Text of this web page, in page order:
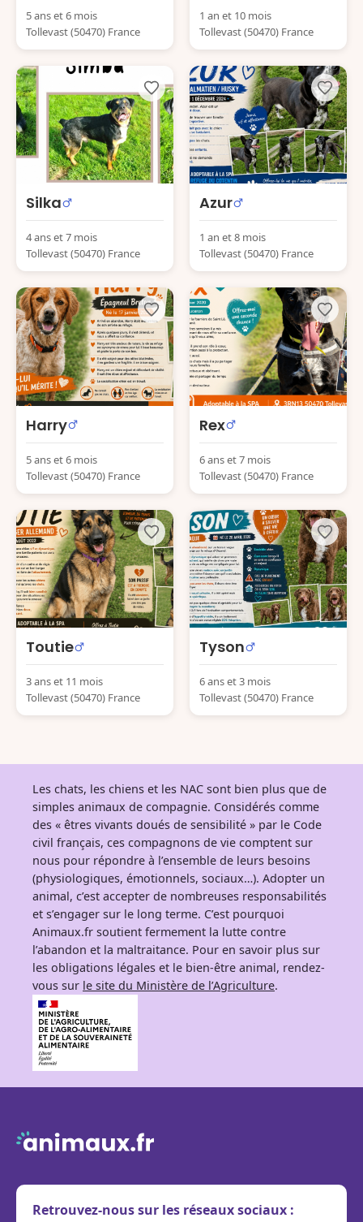
5 ans et 6 mois
Tollevast (50470) France
1 an et 10 mois
Tollevast (50470) France
Silka
4 ans et 7 mois
Tollevast (50470) France
Azur
1 an et 8 mois
Tollevast (50470) France
Harry
5 ans et 6 mois
Tollevast (50470) France
Rex
6 ans et 7 mois
Tollevast (50470) France
Toutie
3 ans et 11 mois
Tollevast (50470) France
Tyson
6 ans et 3 mois
Tollevast (50470) France
Les chats, les chiens et les NAC sont bien plus que de
simples animaux de compagnie. Considérés comme
des « êtres vivants doués de sensibilité » par le Code
civil français, ces compagnons de vie comptent sur
nous pour répondre à l’ensemble de leurs besoins
(physiologiques, émotionnels, sociaux…). Adopter un
animal, c’est accepter de nombreuses responsabilités
et s’engager sur le long terme. C’est pourquoi
Animaux.fr soutient fermement la lutte contre
l’abandon et la maltraitance. Pour en savoir plus sur
les obligations légales et le bien-être animal, rendez-
vous sur le site du Ministère de l’Agriculture.
Retrouvez-nous sur les réseaux sociaux :